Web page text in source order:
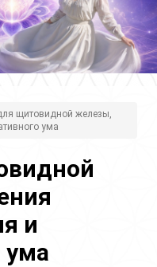
щитовидной железы,
ума
и
ума